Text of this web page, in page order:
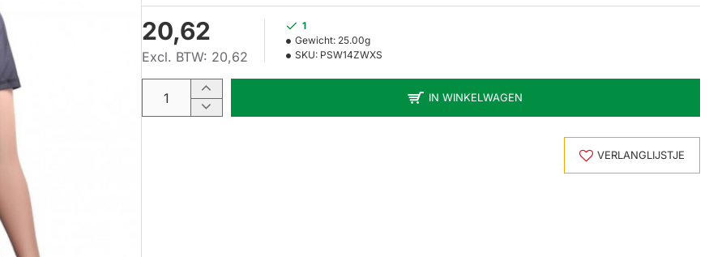
20,62
Excl. BTW: 20,62
1
Gewicht: 25.00g
SKU: PSW14ZWXS
IN WINKELWAGEN
VERLANGLIJSTJE